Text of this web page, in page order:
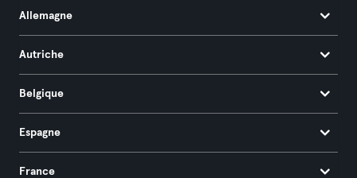
Allemagne
Autriche
Belgique
Espagne
France